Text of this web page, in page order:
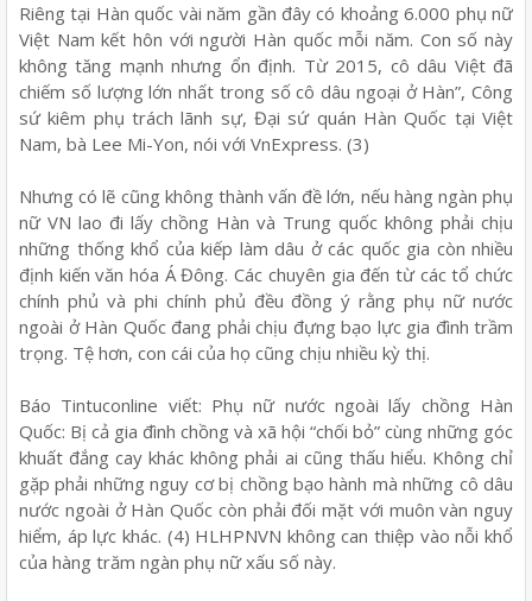
Riêng tại Hàn quốc vài năm gần đây có khoảng 6.000 phụ nữ
Việt Nam kết hôn với người Hàn quốc mỗi năm. Con số này
không tăng mạnh nhưng ổn định. Từ 2015, cô dâu Việt đã
chiếm số lượng lớn nhất trong số cô dâu ngoại ở Hàn”, Công
sứ kiêm phụ trách lãnh sự, Đại sứ quán Hàn Quốc tại Việt
Nam, bà Lee Mi-Yon, nói với VnExpress. (3)
Nhưng có lẽ cũng không thành vấn đề lớn, nếu hàng ngàn phụ
nữ VN lao đi lấy chồng Hàn và Trung quốc không phải chịu
những thống khổ của kiếp làm dâu ở các quốc gia còn nhiều
định kiến văn hóa Á Đông. Các chuyên gia đến từ các tổ chức
chính phủ và phi chính phủ đều đồng ý rằng phụ nữ nước
ngoài ở Hàn Quốc đang phải chịu đựng bạo lực gia đình trầm
trọng. Tệ hơn, con cái của họ cũng chịu nhiều kỳ thị.
Báo Tintuconline viết: Phụ nữ nước ngoài lấy chồng Hàn
Quốc: Bị cả gia đình chồng và xã hội “chối bỏ” cùng những góc
khuất đắng cay khác không phải ai cũng thấu hiểu. Không chỉ
gặp phải những nguy cơ bị chồng bạo hành mà những cô dâu
nước ngoài ở Hàn Quốc còn phải đối mặt với muôn vàn nguy
hiểm, áp lực khác. (4) HLHPNVN không can thiệp vào nỗi khổ
của hàng trăm ngàn phụ nữ xấu số này.